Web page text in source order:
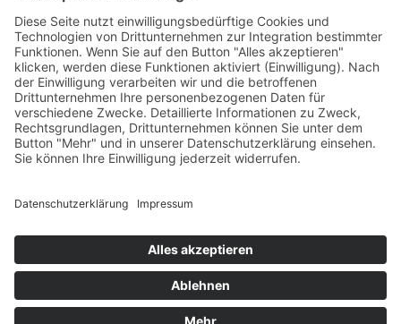
Die Geschichte Lissabons ist eine faszinierende
Mischung aus Mythen, Eroberungen und kulturellen
Einflüssen, die die pulsierende Hauptstadt Portugals
des majestätischen Flusses Tejo, hat diese Stadt im
Geschichte erlebt. Die Wurzeln von Lissabon reichen
weit zurück in die Antike, als es von […]
Datenschutzerklärung